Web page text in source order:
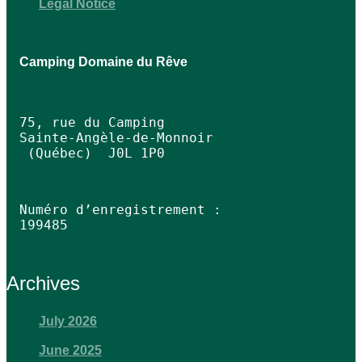
Legal Notice
Camping Domaine du Rêve
75, rue du Camping
Sainte‑Angèle‑de‑Monnoir
(Québec)  J0L 1P0
Numéro d’enregistrement :
199485
Archives
July 2026
June 2025